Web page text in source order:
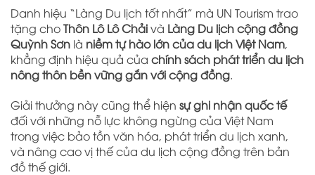
Danh hiệu “Làng Du lịch tốt nhất” mà UN Tourism trao
tặng choThôn Lô Lô Chảivà Làng Du lịch cộng đồng
Quỳnh Sơn là niềm tự hào lớn của du lịch Việt Nam,
khẳng định hiệu quả của chính sách phát triển du lịch
nông thôn bền vững gắn với cộng đồng.
Giải thưởng này cũng thể hiện sự ghi nhận quốc tế
đối với những nỗ lực không ngừng của Việt Nam
trong việc bảo tồn văn hóa, phát triển du lịch xanh,
và nâng cao vị thế của du lịch cộng đồng trên bản
đồ thế giới.